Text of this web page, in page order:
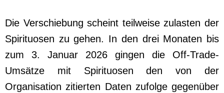
Die Verschiebung scheint teilweise zulasten der
Spirituosen zu gehen. In den drei Monaten bis
zum 3. Januar 2026 gingen die Off-Trade-
Umsätze mit Spirituosen den von der
Organisation zitierten Daten zufolge gegenüber